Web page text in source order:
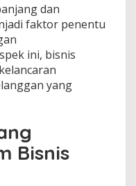
dan
faktor penentu
ini, bisnis
yang
Bisnis